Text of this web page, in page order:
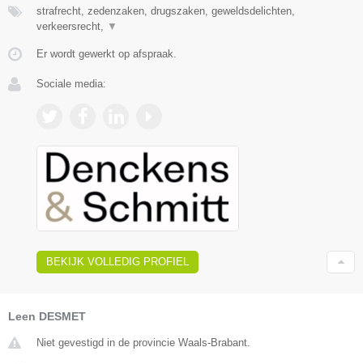
strafrecht, zedenzaken, drugszaken, geweldsdelichten,
verkeersrecht, ▼
Er wordt gewerkt op afspraak.
Sociale media:
BEKIJK VOLLEDIG PROFIEL
Leen DESMET
Niet gevestigd in de provincie Waals-Brabant.